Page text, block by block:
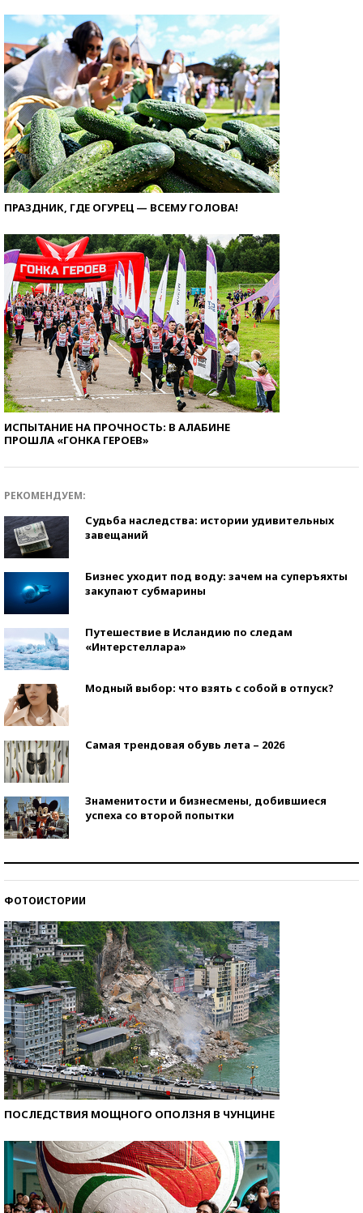
ПРАЗДНИК, ГДЕ ОГУРЕЦ — ВСЕМУ ГОЛОВА!
ИСПЫТАНИЕ НА ПРОЧНОСТЬ: В АЛАБИНЕ
ПРОШЛА «ГОНКА ГЕРОЕВ»
РЕКОМЕНДУЕМ:
Судьба наследства: истории удивительных
завещаний
Бизнес уходит под воду: зачем на суперъяхты
закупают субмарины
Путешествие в Исландию по следам
«Интерстеллара»
Модный выбор: что взять с собой в отпуск?
Самая трендовая обувь лета – 2026
Знаменитости и бизнесмены, добившиеся
успеха со второй попытки
ФОТОИСТОРИИ
ПОСЛЕДСТВИЯ МОЩНОГО ОПОЛЗНЯ В ЧУНЦИНЕ